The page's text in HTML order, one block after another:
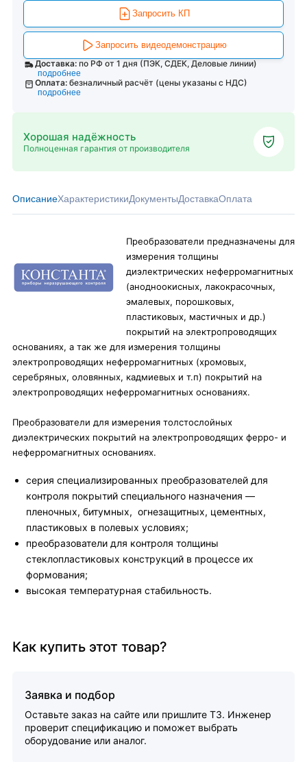
Запросить КП
Запросить видеодемонстрацию
Доставка: по РФ от 1 дня (ПЭК, СДЕК, Деловые линии)
подробнее
Оплата: безналичный расчёт (цены указаны с НДС)
подробнее
Хорошая надёжность
Полноценная гарантия от производителя
ОписаниеХарактеристикиДокументыДоставкаОплата
Преобразователи предназначены для
измерения толщины
диэлектрических неферромагнитных
(анодноокисных, лакокрасочных,
эмалевых, порошковых,
пластиковых, мастичных и др.)
покрытий на электропроводящих
основаниях, а так же для измерения толщины
электропроводящих неферромагнитных (хромовых,
серебряных, оловянных, кадмиевых и т.п) покрытий на
электропроводящих неферромагнитных основаниях.
Преобразователи для измерения толстослойных
диэлектрических покрытий на электропроводящих ферро- и
неферромагнитных основаниях.
серия специализированных преобразователей для
контроля покрытий специального назначения —
пленочных, битумных, огнезащитных, цементных,
пластиковых в полевых условиях;
преобразователи для контроля толщины
стеклопластиковых конструкций в процессе их
формования;
высокая температурная стабильность.
Как купить этот товар?
Заявка и подбор
Оставьте заказ на сайте или пришлите ТЗ. Инженер
проверит спецификацию и поможет выбрать
оборудование или аналог.